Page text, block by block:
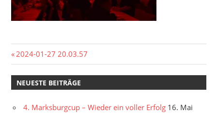
Beitragsnavigation
Vorheriger
Beitrag:
2024-01-27 20.03.57
NEUESTE BEITRÄGE
4. Marksburgcup – Wieder ein voller Erfolg 16. Mai